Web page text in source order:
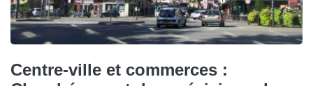
Centre-ville et commerces :